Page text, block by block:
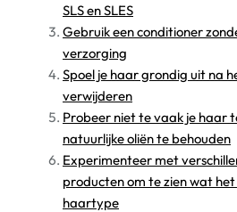
SLS en SLES
Gebruik een conditioner
verzorging
Spoel je haar grondig uit na
verwijderen
Probeer niet te vaak je haar
natuurlijke oliën te behouden
Experimenteer met
producten om te zien wat
haartype